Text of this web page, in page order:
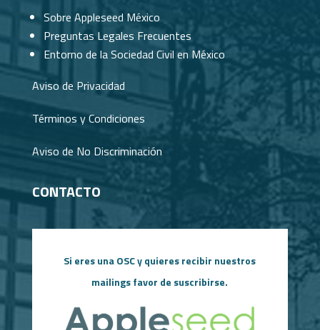
Sobre Appleseed México
Preguntas Legales Frecuentes
Entorno de la Sociedad Civil en México
Aviso de Privacidad
Términos y Condiciones
Aviso de No Discriminación
CONTACTO
Si eres una OSC y quieres recibir nuestros
mailings favor de suscribirse.